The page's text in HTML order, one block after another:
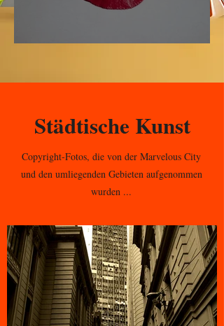
Schnell
Städtische Kunst
Copyright-Fotos, die von der Marvelous City
und den umliegenden Gebieten aufgenommen
wurden ...